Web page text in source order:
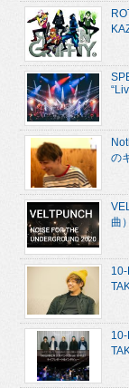
の
曲
10-
10-